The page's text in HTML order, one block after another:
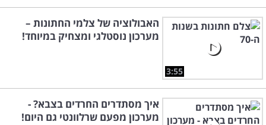
3:55
האבולוציה של צלמי החתונות –
מערכון נוסטלגי ומצחיק במיוחד!
איך מסתדרים החרדים בצבא? -
מערכון מפעם שרלוונטי גם היום!